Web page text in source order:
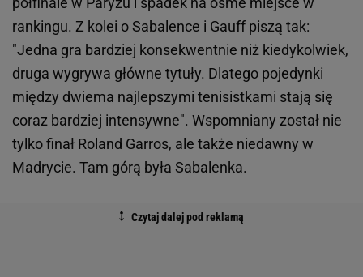
rankingu. Z kolei o Sabalence i Gauff piszą tak:
"Jedna gra bardziej konsekwentnie niż kiedykolwiek,
druga wygrywa główne tytuły. Dlatego pojedynki
między dwiema najlepszymi tenisistkami stają się
coraz bardziej intensywne". Wspomniany został nie
tylko finał Roland Garros, ale także niedawny w
Madrycie. Tam górą była Sabalenka.